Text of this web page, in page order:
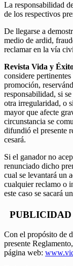
La responsabilidad
de los respectivos
De llegarse a
medio de ardid,
reclamar en la vía
Revista Vida y
considere
promoción,
responsabilidad, si
otra irregularidad, o
mayor que afecte
circunstancia se
difundió el presente
cesará.
Si el ganador no
renunciado dicho
cual se levantará un
cualquier reclamo o
este caso se sacará
Con el propósito de
presente Reglamento,
página web: